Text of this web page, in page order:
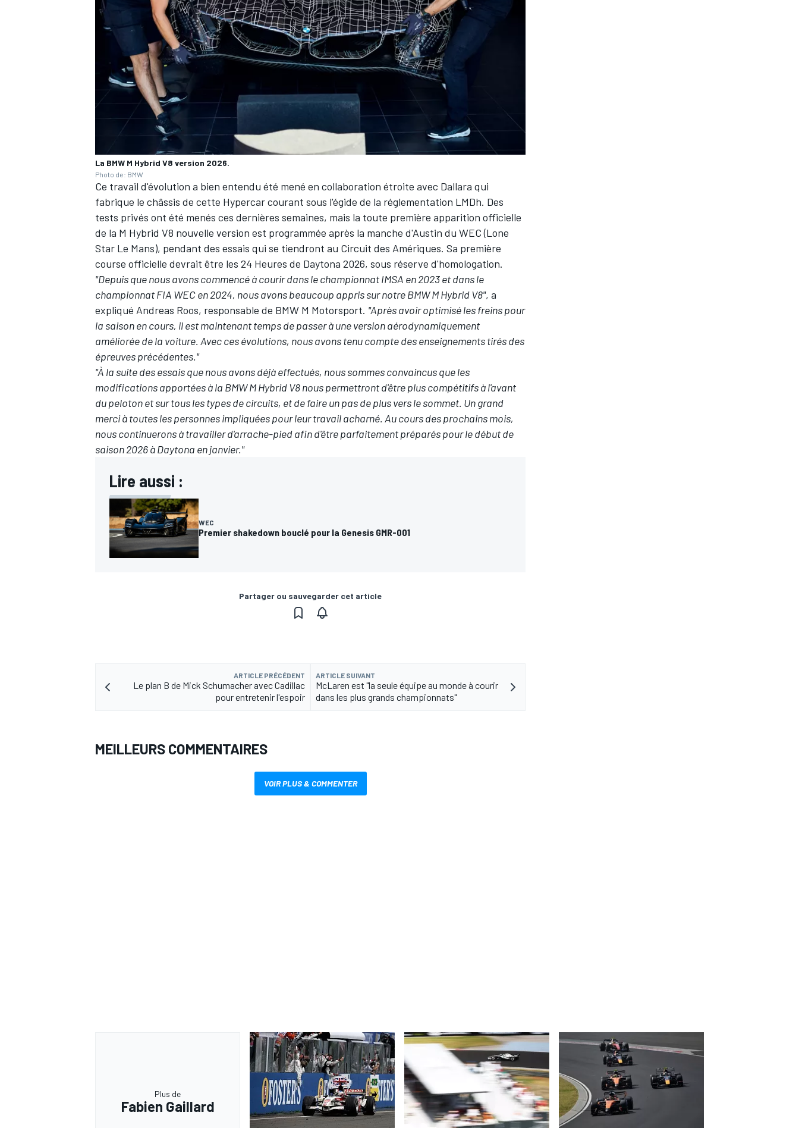
AUTRES CHAMPIONNATS
La BMW M Hybrid V8 version 2026.
Photo de: BMW
Ce travail d'évolution a bien entendu été mené en collaboration étroite avec Dallara qui
fabrique le châssis de cette Hypercar courant sous l'égide de la réglementation LMDh. Des
tests privés ont été menés ces dernières semaines, mais la toute première apparition officielle
de la M Hybrid V8 nouvelle version est programmée après la manche d'Austin du WEC (Lone
Star Le Mans), pendant des essais qui se tiendront au Circuit des Amériques. Sa première
course officielle devrait être les 24 Heures de Daytona 2026, sous réserve d'homologation.
"Depuis que nous avons commencé à courir dans le championnat IMSA en 2023 et dans le
championnat FIA WEC en 2024, nous avons beaucoup appris sur notre BMW M Hybrid V8", a
expliqué Andreas Roos, responsable de BMW M Motorsport. "Après avoir optimisé les freins pour
la saison en cours, il est maintenant temps de passer à une version aérodynamiquement
améliorée de la voiture. Avec ces évolutions, nous avons tenu compte des enseignements tirés des
épreuves précédentes."
"À la suite des essais que nous avons déjà effectués, nous sommes convaincus que les
modifications apportées à la BMW M Hybrid V8 nous permettront d'être plus compétitifs à l'avant
du peloton et sur tous les types de circuits, et de faire un pas de plus vers le sommet. Un grand
merci à toutes les personnes impliquées pour leur travail acharné. Au cours des prochains mois,
nous continuerons à travailler d'arrache-pied afin d'être parfaitement préparés pour le début de
saison 2026 à Daytona en janvier."
Lire aussi :
WEC
Premier shakedown bouclé pour la Genesis GMR-001
Partager ou sauvegarder cet article
ARTICLE PRÉCÉDENT
Le plan B de Mick Schumacher avec Cadillac
pour entretenir l'espoir
ARTICLE SUIVANT
McLaren est "la seule équipe au monde à courir
dans les plus grands championnats"
MEILLEURS COMMENTAIRES
VOIR PLUS & COMMENTER
Plus de
Fabien Gaillard